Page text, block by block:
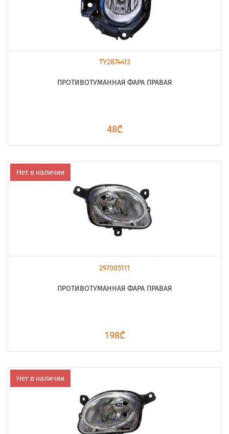
TY2874413
ПРОТИВОТУМАННАЯ ФАРА ПРАВАЯ
48₾
Нет в наличии
297005111
ПРОТИВОТУМАННАЯ ФАРА ПРАВАЯ
198₾
Нет в наличии